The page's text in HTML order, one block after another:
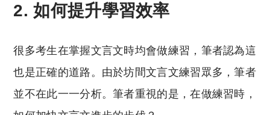
2. 如何提升學習效率
很多考生在掌握文言文時均會做練習，筆者認為這
也是正確的道路。由於坊間文言文練習眾多，筆者
並不在此一一分析。筆者重視的是，在做練習時，